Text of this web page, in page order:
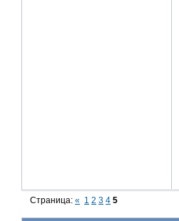
Страница:« 1 2 3 4 5